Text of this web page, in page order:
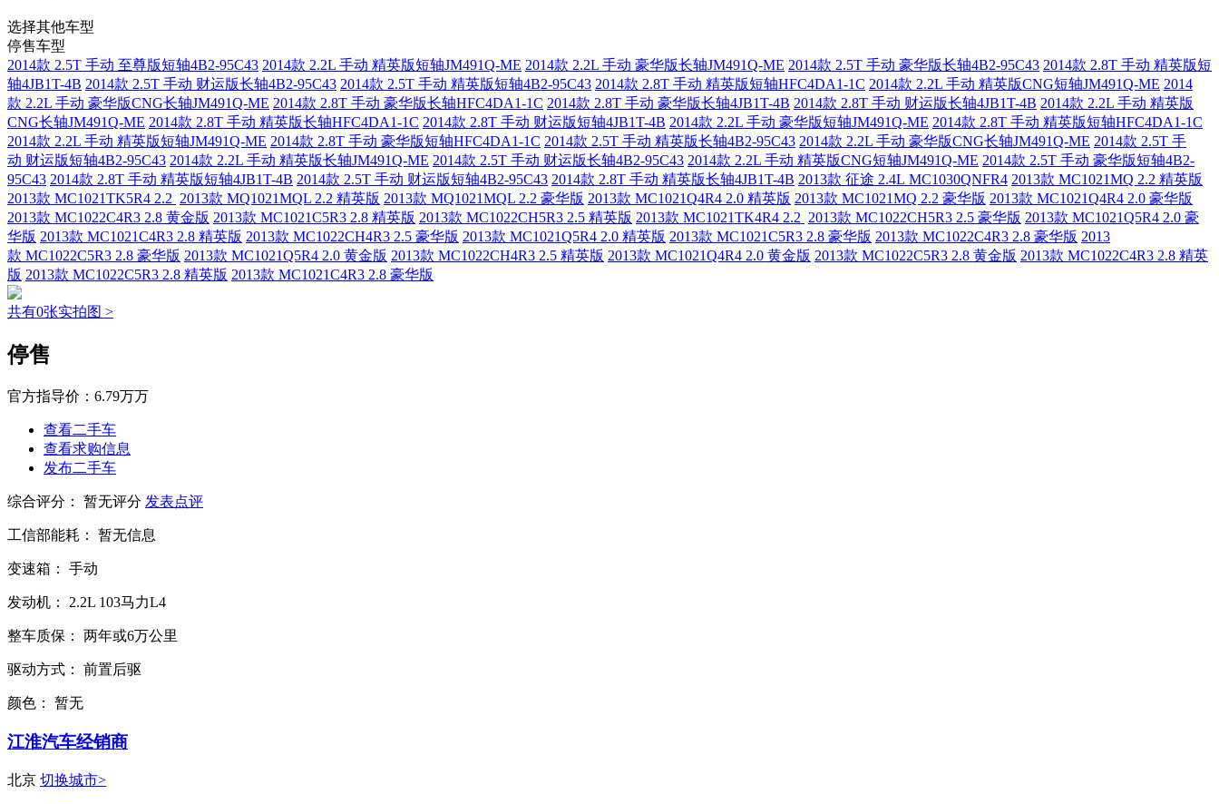
选择其他车型
停售车型
2014款 2.5T 手动 至尊版短轴4B2-95C43 2014款 2.2L 手动 精英版短轴JM491Q-ME 2014款 2.2L 手动 豪华版长轴JM491Q-ME 2014款 2.5T 手动 豪华版长轴4B2-95C43 2014款 2.8T 手动 精英版短
轴4JB1T-4B 2014款 2.5T 手动 财运版长轴4B2-95C43 2014款 2.5T 手动 精英版短轴4B2-95C43 2014款 2.8T 手动 精英版短轴HFC4DA1-1C 2014款 2.2L 手动 精英版CNG短轴JM491Q-ME 2014
款 2.2L 手动 豪华版CNG长轴JM491Q-ME 2014款 2.8T 手动 豪华版长轴HFC4DA1-1C 2014款 2.8T 手动 豪华版长轴4JB1T-4B 2014款 2.8T 手动 财运版长轴4JB1T-4B 2014款 2.2L 手动 精英版
CNG长轴JM491Q-ME 2014款 2.8T 手动 精英版长轴HFC4DA1-1C 2014款 2.8T 手动 财运版短轴4JB1T-4B 2014款 2.2L 手动 豪华版短轴JM491Q-ME 2014款 2.8T 手动 精英版短轴HFC4DA1-1C
2014款 2.2L 手动 精英版短轴JM491Q-ME 2014款 2.8T 手动 豪华版短轴HFC4DA1-1C 2014款 2.5T 手动 精英版长轴4B2-95C43 2014款 2.2L 手动 豪华版CNG长轴JM491Q-ME 2014款 2.5T 手
动 财运版短轴4B2-95C43 2014款 2.2L 手动 精英版长轴JM491Q-ME 2014款 2.5T 手动 财运版长轴4B2-95C43 2014款 2.2L 手动 精英版CNG短轴JM491Q-ME 2014款 2.5T 手动 豪华版短轴4B2-
95C43 2014款 2.8T 手动 精英版短轴4JB1T-4B 2014款 2.5T 手动 财运版短轴4B2-95C43 2014款 2.8T 手动 精英版长轴4JB1T-4B 2013款 征途 2.4L MC1030QNFR4 2013款 MC1021MQ 2.2 精英版
2013款 MC1021TK5R4 2.2 2013款 MQ1021MQL 2.2 精英版 2013款 MQ1021MQL 2.2 豪华版 2013款 MC1021Q4R4 2.0 精英版 2013款 MC1021MQ 2.2 豪华版 2013款 MC1021Q4R4 2.0 豪华版
2013款 MC1022C4R3 2.8 黄金版 2013款 MC1021C5R3 2.8 精英版 2013款 MC1022CH5R3 2.5 精英版 2013款 MC1021TK4R4 2.2 2013款 MC1022CH5R3 2.5 豪华版 2013款 MC1021Q5R4 2.0 豪
华版 2013款 MC1021C4R3 2.8 精英版 2013款 MC1022CH4R3 2.5 豪华版 2013款 MC1021Q5R4 2.0 精英版 2013款 MC1021C5R3 2.8 豪华版 2013款 MC1022C4R3 2.8 豪华版 2013
款 MC1022C5R3 2.8 豪华版 2013款 MC1021Q5R4 2.0 黄金版 2013款 MC1022CH4R3 2.5 精英版 2013款 MC1021Q4R4 2.0 黄金版 2013款 MC1022C5R3 2.8 黄金版 2013款 MC1022C4R3 2.8 精英
版 2013款 MC1022C5R3 2.8 精英版 2013款 MC1021C4R3 2.8 豪华版
共有0张实拍图 >
停售
官方指导价： 6.79万万
查看二手车
查看求购信息
发布二手车
综合评分： 暂无评分 发表点评
工信部能耗： 暂无信息
变速箱： 手动
发动机： 2.2L 103马力L4
整车质保： 两年或6万公里
驱动方式： 前置后驱
颜色： 暂无
江淮汽车经销商
北京 切换城市>